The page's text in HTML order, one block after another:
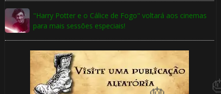
"Harry Potter e o Cálice de Fogo" voltará aos cinemas
para mais sessões especiais!